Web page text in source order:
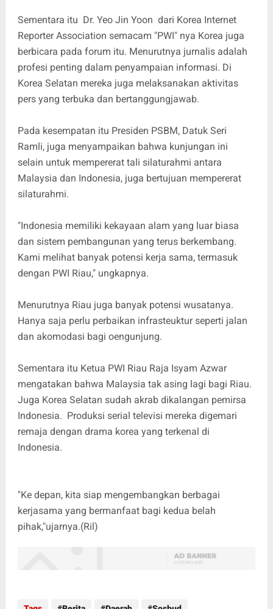
Sementara itu Dr. Yeo Jin Yoon dari Korea Internet
Reporter Association semacam "PWI" nya Korea juga
berbicara pada forum itu. Menurutnya jurnalis adalah
profesi penting dalam penyampaian informasi. Di
Korea Selatan mereka juga melaksanakan aktivitas
pers yang terbuka dan bertanggungjawab.
Pada kesempatan itu Presiden PSBM, Datuk Seri
Ramli, juga menyampaikan bahwa kunjungan ini
selain untuk mempererat tali silaturahmi antara
Malaysia dan Indonesia, juga bertujuan mempererat
silaturahmi.
"Indonesia memiliki kekayaan alam yang luar biasa
dan sistem pembangunan yang terus berkembang.
Kami melihat banyak potensi kerja sama, termasuk
dengan PWI Riau," ungkapnya.
Menurutnya Riau juga banyak potensi wusatanya.
Hanya saja perlu perbaikan infrasteuktur seperti jalan
dan akomodasi bagi oengunjung.
Sementara itu Ketua PWI Riau Raja Isyam Azwar
mengatakan bahwa Malaysia tak asing lagi bagi Riau.
Juga Korea Selatan sudah akrab dikalangan pemirsa
Indonesia. Produksi serial televisi mereka digemari
remaja dengan drama korea yang terkenal di
Indonesia.
"Ke depan, kita siap mengembangkan berbagai
kerjasama yang bermanfaat bagi kedua belah
pihak,"ujarnya.(Ril)